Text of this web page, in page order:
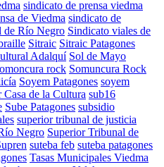
sindicato de prensa viedma
de Viedma sindicato de
de Río Negro Sindicato viales de
Sitraic Sitraic Patagones
Adalquí Sol de Mayo
rock Somuncura Rock
Soyem Patagones soyem
Casa de la Cultura sub16
Sube Patagones subsidio
superior tribunal de justicia
Negro Superior Tribunal de
suteba feb suteba patagones
Tasas Municipales Viedma